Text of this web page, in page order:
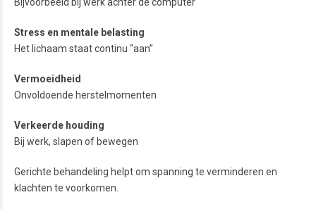
Stress en mentale belasting
Het lichaam staat continu “aan”
Vermoeidheid
Onvoldoende herstelmomenten
Verkeerde houding
Bij werk, slapen of bewegen
Gerichte behandeling helpt om spanning te verminderen en
klachten te voorkomen.